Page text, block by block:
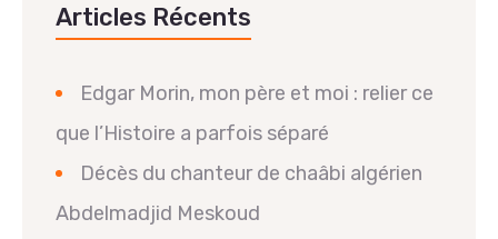
Articles Récents
Edgar Morin, mon père et moi : relier ce
que l’Histoire a parfois séparé
Décès du chanteur de chaâbi algérien
Abdelmadjid Meskoud